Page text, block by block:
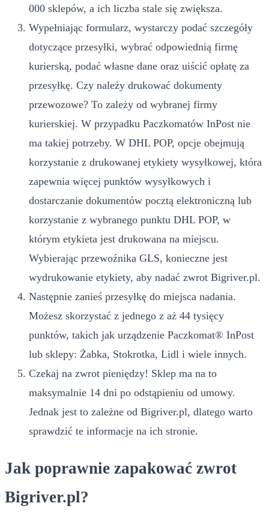
000 sklepów, a ich liczba stale się zwiększa.
Wypełniając formularz, wystarczy podać szczegóły
dotyczące przesyłki, wybrać odpowiednią firmę
kurierską, podać własne dane oraz uiścić opłatę za
przesyłkę. Czy należy drukować dokumenty
przewozowe? To zależy od wybranej firmy
kurierskiej. W przypadku Paczkomatów InPost nie
ma takiej potrzeby. W DHL POP, opcje obejmują
korzystanie z drukowanej etykiety wysyłkowej, która
zapewnia więcej punktów wysyłkowych i
dostarczanie dokumentów pocztą elektroniczną lub
korzystanie z wybranego punktu DHL POP, w
którym etykieta jest drukowana na miejscu.
Wybierając przewoźnika GLS, konieczne jest
wydrukowanie etykiety, aby nadać zwrot Bigriver.pl.
Następnie zanieś przesyłkę do miejsca nadania.
Możesz skorzystać z jednego z aż 44 tysięcy
punktów, takich jak urządzenie Paczkomat® InPost
lub sklepy: Żabka, Stokrotka, Lidl i wiele innych.
Czekaj na zwrot pieniędzy! Sklep ma na to
maksymalnie 14 dni po odstąpieniu od umowy.
Jednak jest to zależne od Bigriver.pl, dlatego warto
sprawdzić te informacje na ich stronie.
Jak poprawnie zapakować zwrot
Bigriver.pl?